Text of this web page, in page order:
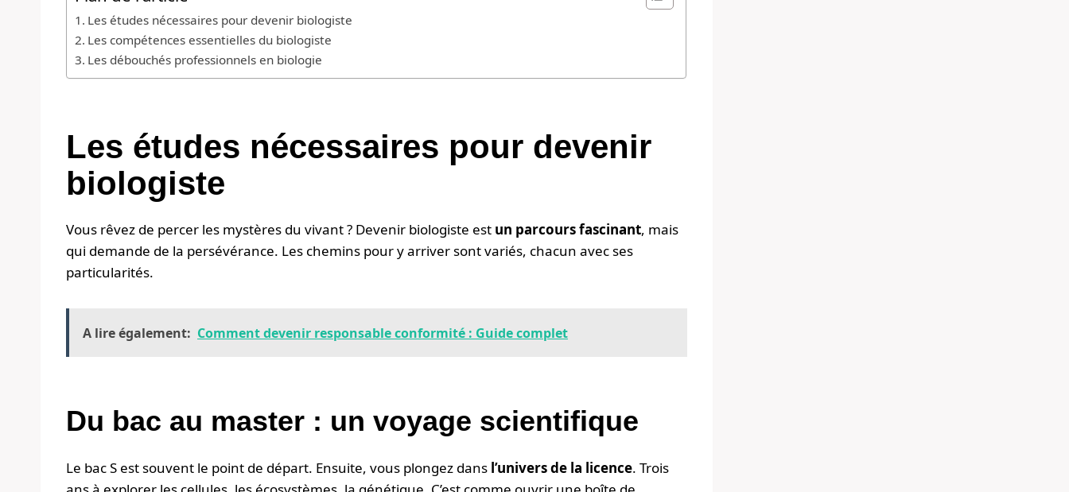
Les études nécessaires pour devenir biologiste
Les compétences essentielles du biologiste
Les débouchés professionnels en biologie
Les études nécessaires pour devenir
biologiste
Vous rêvez de percer les mystères du vivant ? Devenir biologiste est un parcours fascinant, mais
qui demande de la persévérance. Les chemins pour y arriver sont variés, chacun avec ses
particularités.
A lire également: Comment devenir responsable conformité : Guide complet
Du bac au master : un voyage scientifique
Le bac S est souvent le point de départ. Ensuite, vous plongez dans l’univers de la licence. Trois